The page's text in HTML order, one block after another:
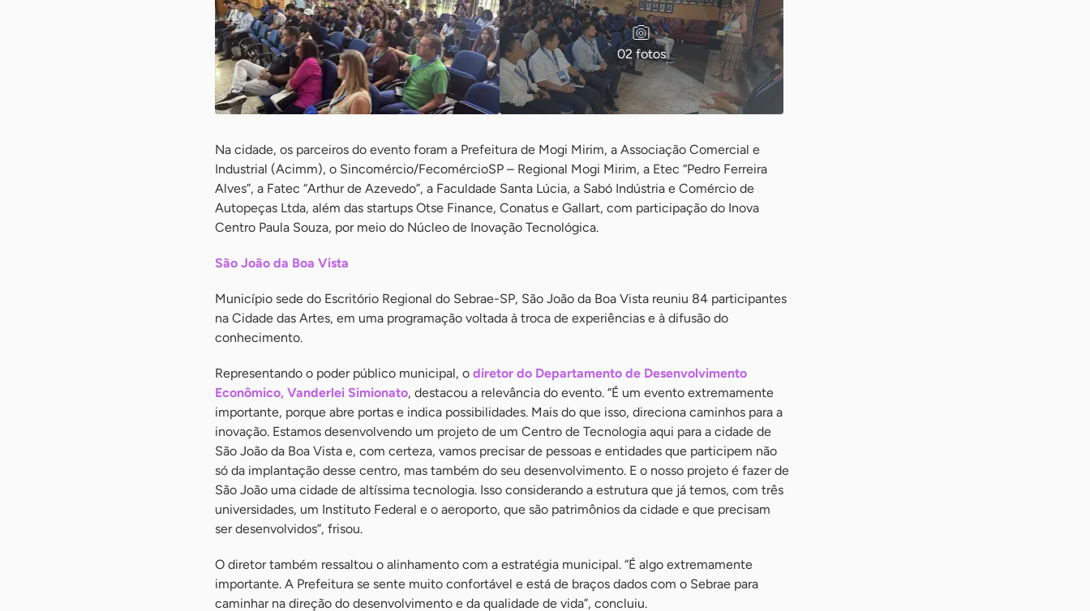
02 fotos
Na cidade, os parceiros do evento foram a Prefeitura de Mogi Mirim, a Associação Comercial e
Industrial (Acimm), o Sincomércio/FecomércioSP – Regional Mogi Mirim, a Etec “Pedro Ferreira
Alves”, a Fatec “Arthur de Azevedo”, a Faculdade Santa Lúcia, a Sabó Indústria e Comércio de
Autopeças Ltda, além das startups Otse Finance, Conatus e Gallart, com participação do Inova
Centro Paula Souza, por meio do Núcleo de Inovação Tecnológica.
São João da Boa Vista
Município sede do Escritório Regional do Sebrae-SP, São João da Boa Vista reuniu 84 participantes
na Cidade das Artes, em uma programação voltada à troca de experiências e à difusão do
conhecimento.
Representando o poder público municipal, o diretor do Departamento de Desenvolvimento
Econômico, Vanderlei Simionato, destacou a relevância do evento. “É um evento extremamente
importante, porque abre portas e indica possibilidades. Mais do que isso, direciona caminhos para a
inovação. Estamos desenvolvendo um projeto de um Centro de Tecnologia aqui para a cidade de
São João da Boa Vista e, com certeza, vamos precisar de pessoas e entidades que participem não
só da implantação desse centro, mas também do seu desenvolvimento. E o nosso projeto é fazer de
São João uma cidade de altíssima tecnologia. Isso considerando a estrutura que já temos, com três
universidades, um Instituto Federal e o aeroporto, que são patrimônios da cidade e que precisam
ser desenvolvidos”, frisou.
O diretor também ressaltou o alinhamento com a estratégia municipal. “É algo extremamente
importante. A Prefeitura se sente muito confortável e está de braços dados com o Sebrae para
caminhar na direção do desenvolvimento e da qualidade de vida”, concluiu.